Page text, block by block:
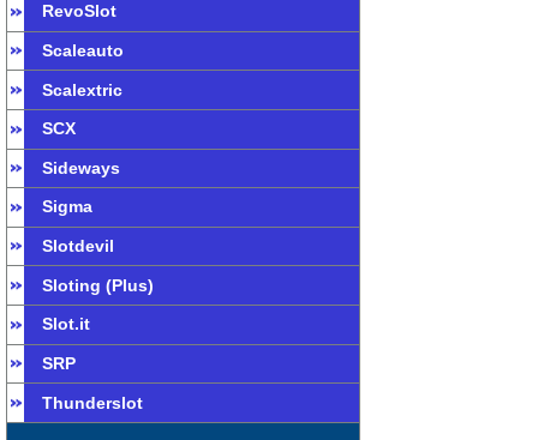
RevoSlot
Scaleauto
Scalextric
SCX
Sideways
Sigma
Slotdevil
Sloting (Plus)
Slot.it
SRP
Thunderslot